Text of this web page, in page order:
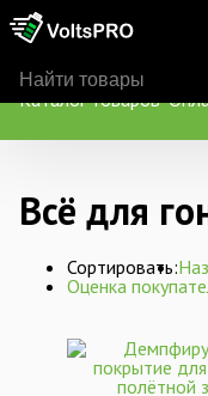
Каталог товаров
Всё для
Сортировать:
Оценка